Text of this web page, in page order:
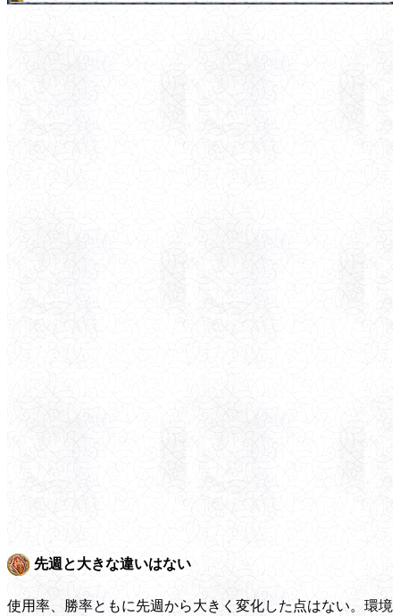
先週と大きな違いはない
使用率、勝率ともに先週から大きく変化した点はない。環境